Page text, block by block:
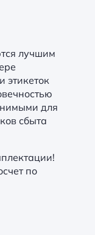
лучшим
этикеток
для
сбыта
по